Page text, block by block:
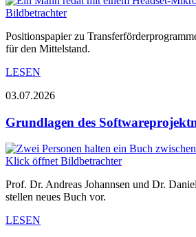
Positionspapier zu
für den Mittelstand.
LESEN
03.07.2026
Grundlagen des
Prof. Dr. Andreas Johannsen und Dr.
stellen neues Buch vor.
LESEN